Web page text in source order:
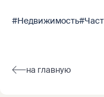
#Недвижимость
на главную